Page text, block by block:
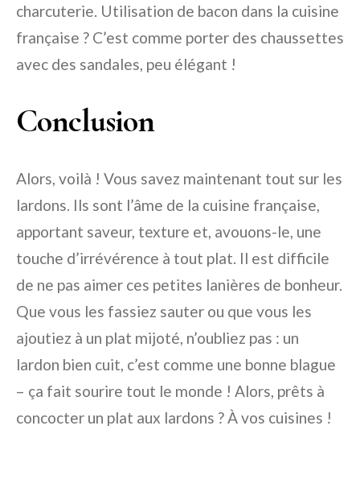
charcuterie. Utilisation de bacon dans la cuisine
française ? C’est comme porter des chaussettes
avec des sandales, peu élégant !
Conclusion
Alors, voilà ! Vous savez maintenant tout sur les
lardons. Ils sont l’âme de la cuisine française,
apportant saveur, texture et, avouons-le, une
touche d’irrévérence à tout plat. Il est difficile
de ne pas aimer ces petites lanières de bonheur.
Que vous les fassiez sauter ou que vous les
ajoutiez à un plat mijoté, n’oubliez pas : un
lardon bien cuit, c’est comme une bonne blague
– ça fait sourire tout le monde ! Alors, prêts à
concocter un plat aux lardons ? À vos cuisines !